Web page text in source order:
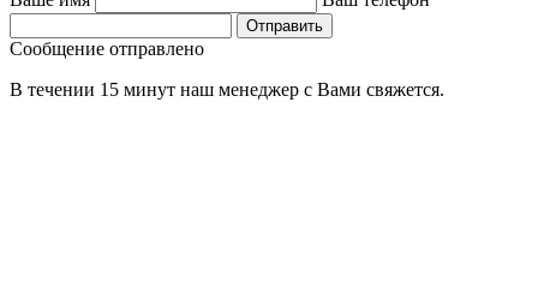
Сообщение отправлено
В течении 15 минут наш менеджер с Вами свяжется.